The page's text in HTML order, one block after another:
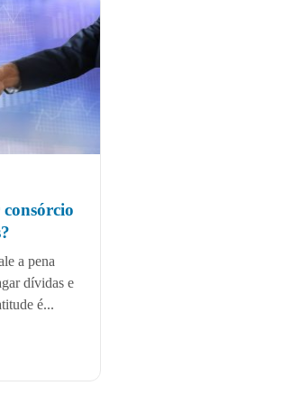
a pena
dívidas e
é...